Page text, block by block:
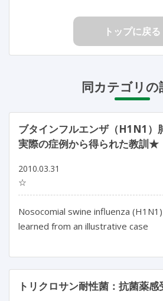
トップに戻る
同カテゴリの
ブタインフルエンザ（H1N1）
実際の症例から得られた教訓★
2010.03.31
☆
Nosocomial swine influenza
learned from an illustrative case
トリクロサン耐性菌：抗菌薬